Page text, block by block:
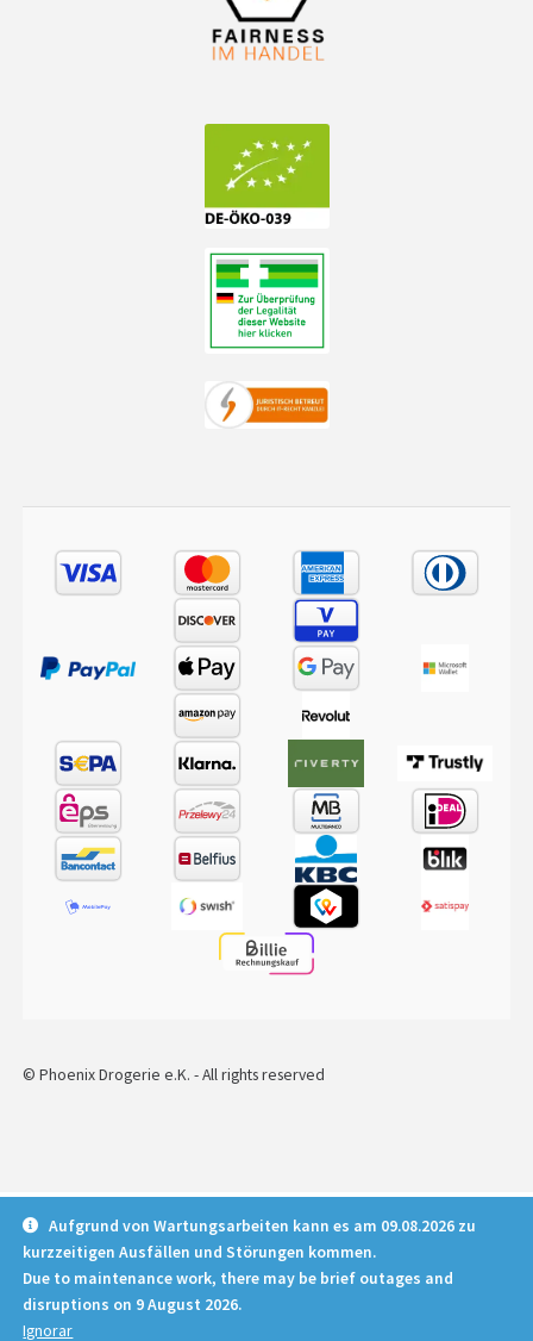
Aufgrund von Wartungsarbeiten kann es am 09.08.2026 zu
kurzzeitigen Ausfällen und Störungen kommen.
Due to maintenance work, there may be brief outages and
disruptions on 9 August 2026.
Ignorar
© Phoenix Drogerie e.K. - All rights reserved
Deutsch English Español Français
Italiano Nederlands